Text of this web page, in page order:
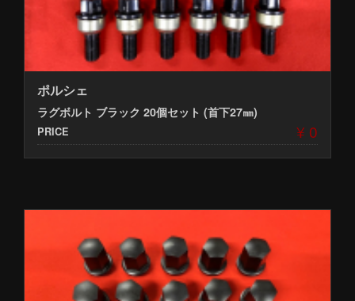
ポルシェ
ラグボルト ブラック 20個セット (首下27㎜)
PRICE ¥ 0